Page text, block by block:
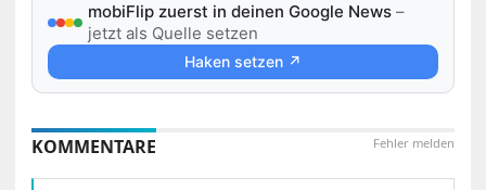
mobiFlip zuerst in deinen Google News –
jetzt als Quelle setzen
Haken setzen ↗
Fehler melden
KOMMENTARE